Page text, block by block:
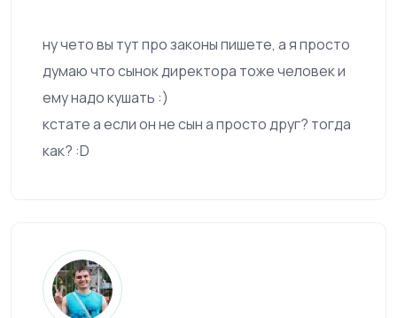
ну чето вы тут про законы пишете, а я просто
думаю что сынок директора тоже человек и
ему надо кушать :)
кстате а если он не сын а просто друг? тогда
как? :D